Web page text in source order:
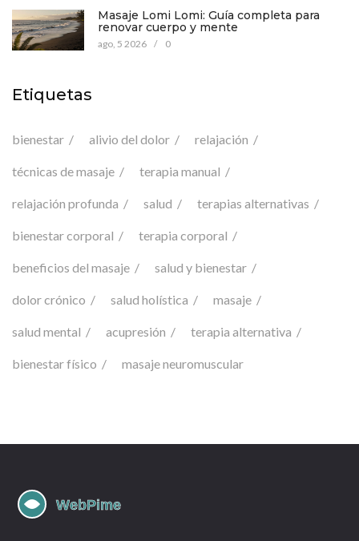
Masaje Lomi Lomi: Guía completa para
renovar cuerpo y mente
ago, 5 2026 / 0
Etiquetas
bienestar alivio del dolor relajación
técnicas de masaje terapia manual
relajación profunda salud terapias alternativas
bienestar corporal terapia corporal
beneficios del masaje salud y bienestar
dolor crónico salud holística masaje
salud mental acupresión terapia alternativa
bienestar físico masaje neuromuscular